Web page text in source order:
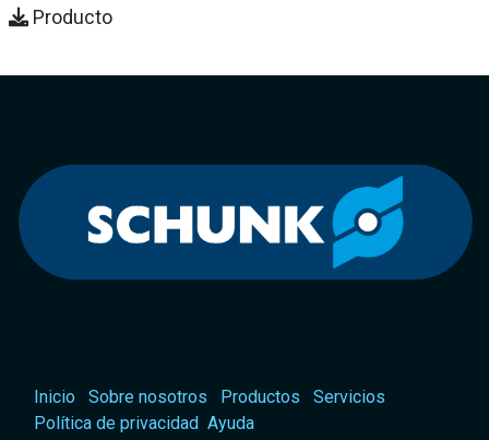
Producto
Inicio Sobre nosotros Productos
Servicios
Política de privacidad Ayuda